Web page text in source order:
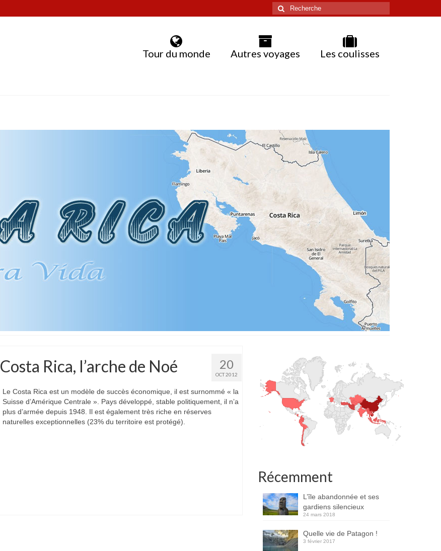
Rechercher
:
Tour du monde Autres voyages Les coulisses
20
OCT 2012
Costa Rica, l’arche de Noé
Le Costa Rica est un modèle de succès économique, il est surnommé « la
Suisse d’Amérique Centrale ». Pays développé, stable politiquement, il n’a
plus d’armée depuis 1948. Il est également très riche en réserves
naturelles exceptionnelles (23% du territoire est protégé).
Récemment
L’île abandonnée et ses
gardiens silencieux
24 mars 2018
Quelle vie de Patagon !
3 février 2017